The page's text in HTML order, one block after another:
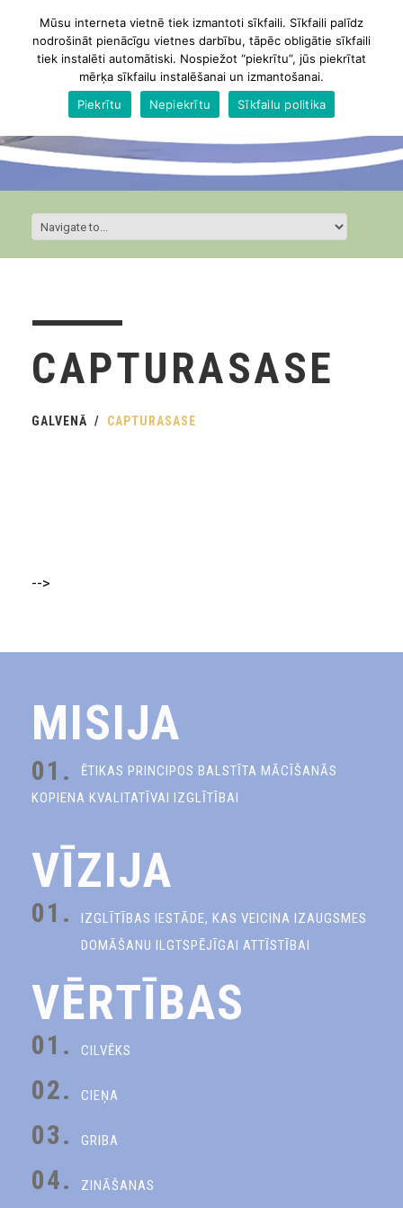
CAPTURASASE
GALVENĀ CAPTURASASE
-->
MISIJA
01.
ĒTIKAS PRINCIPOS BALSTĪTA MĀCĪŠANĀS
KOPIENA KVALITATĪVAI IZGLĪTĪBAI
VĪZIJA
01.
IZGLĪTĪBAS IESTĀDE, KAS VEICINA IZAUGSMES
DOMĀŠANU ILGTSPĒJĪGAI ATTĪSTĪBAI
VĒRTĪBAS
01. CILVĒKS
02. CIEŅA
03. GRIBA
04. ZINĀŠANAS
Mūsu interneta vietnē tiek izmantoti sīkfaili. Sīkfaili palīdz
nodrošināt pienācīgu vietnes darbību, tāpēc obligātie sīkfaili
tiek instalēti automātiski. Nospiežot “piekrītu”, jūs piekrītat
mērķa sīkfailu instalēšanai un izmantošanai.
Piekrītu
Nepiekrītu Sīkfailu politika